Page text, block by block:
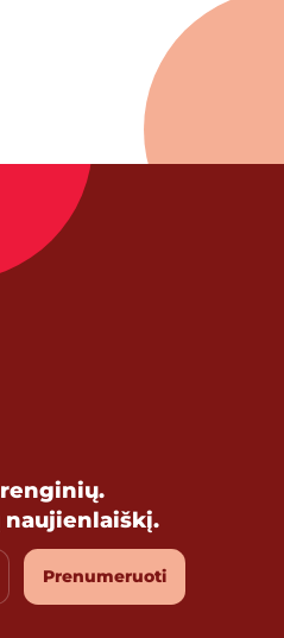
naujienlaiškį.
Prenumeruoti